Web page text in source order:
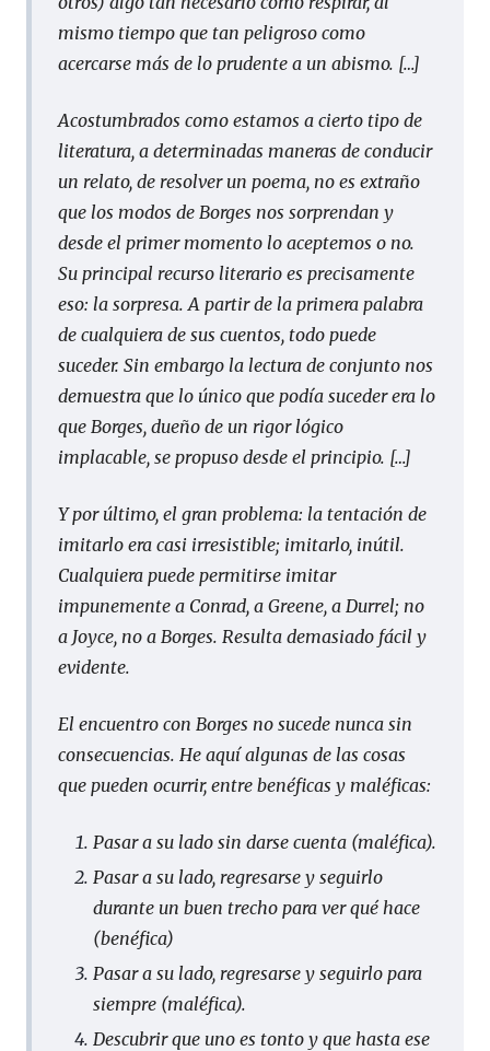
mismo tiempo que tan peligroso como
acercarse más de lo prudente a un abismo. […]
Acostumbrados como estamos a cierto tipo de
literatura, a determinadas maneras de conducir
un relato, de resolver un poema, no es extraño
que los modos de Borges nos sorprendan y
desde el primer momento lo aceptemos o no.
Su principal recurso literario es precisamente
eso: la sorpresa. A partir de la primera palabra
de cualquiera de sus cuentos, todo puede
suceder. Sin embargo la lectura de conjunto nos
demuestra que lo único que podía suceder era lo
que Borges, dueño de un rigor lógico
implacable, se propuso desde el principio. […]
Y por último, el gran problema: la tentación de
imitarlo era casi irresistible; imitarlo, inútil.
Cualquiera puede permitirse imitar
impunemente a Conrad, a Greene, a Durrel; no
a Joyce, no a Borges. Resulta demasiado fácil y
evidente.
El encuentro con Borges no sucede nunca sin
consecuencias. He aquí algunas de las cosas
que pueden ocurrir, entre benéficas y maléficas:
Pasar a su lado sin darse cuenta (maléfica).
Pasar a su lado, regresarse y seguirlo
durante un buen trecho para ver qué hace
(benéfica)
Pasar a su lado, regresarse y seguirlo para
siempre (maléfica).
Descubrir que uno es tonto y que hasta ese